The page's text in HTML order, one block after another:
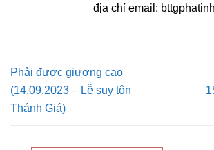
địa chỉ email:
Phải được giương cao
(14.09.2023 – Lễ suy tôn
Thánh Giá)